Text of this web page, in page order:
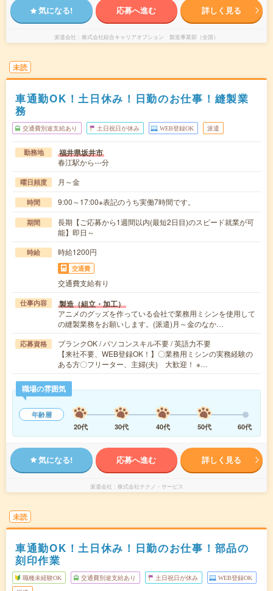
気になる! 応募へ進む 詳しく見る
派遣会社 株式会社綜合キャリアオプション 製造事業部（全国）
未読
車通勤OK！土日休み！日勤のお仕事！縫製業
務
交通費別途支給あり 土日祝日が休み WEB登録OK 派遣
勤務地 福井県坂井市
春江駅から---分
曜日頻度 月～金
時間 9:00～17:00※表記のうち実働7時間です。
期間
長期【ご応募から1週間以内(最短2日目)のスピード就業が可
能】即日～
時給 時給1200円
交通費
交通費支給有り
仕事内容 製造（組立・加工）
アニメのグッズを作っている会社で業務用ミシンを使用して
の縫製業務をお願いします。(派遣)月～金のなか…
応募資格
ブランクOK / パソコンスキル不要 / 英語力不要
【来社不要、WEB登録OK！】〇業務用ミシンの実務経験の
ある方〇フリーター、主婦(夫) 大歓迎！ ※…
職場の雰囲気
年齢層
20代
30代 40代 50代 60代
気になる! 応募へ進む 詳しく見る
派遣会社 株式会社テクノ・サービス
未読
車通勤OK！土日休み！日勤のお仕事！部品の
刻印作業
職種未経験OK 交通費別途支給あり 土日祝日が休み WEB登録OK